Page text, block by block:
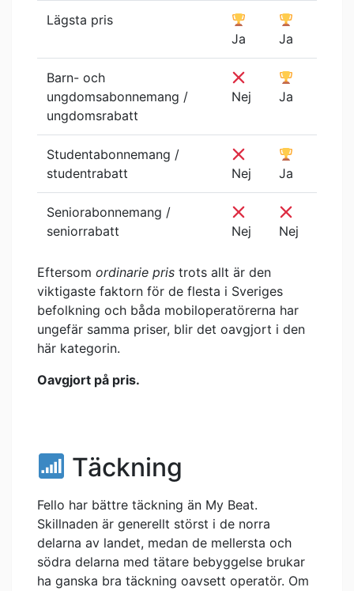
Lägsta pris
Ja
Ja
Barn- och
ungdomsabonnemang /
ungdomsrabatt
Nej Ja
Studentabonnemang /
studentrabatt
Nej Ja
Seniorabonnemang /
seniorrabatt
Nej Nej
Eftersom ordinarie pris trots allt är den
viktigaste faktorn för de flesta i Sveriges
befolkning och båda mobiloperatörerna har
ungefär samma priser, blir det oavgjort i den
här kategorin.
Oavgjort på pris.
Täckning
Fello har bättre täckning än My Beat.
Skillnaden är generellt störst i de norra
delarna av landet, medan de mellersta och
södra delarna med tätare bebyggelse brukar
ha ganska bra täckning oavsett operatör. Om